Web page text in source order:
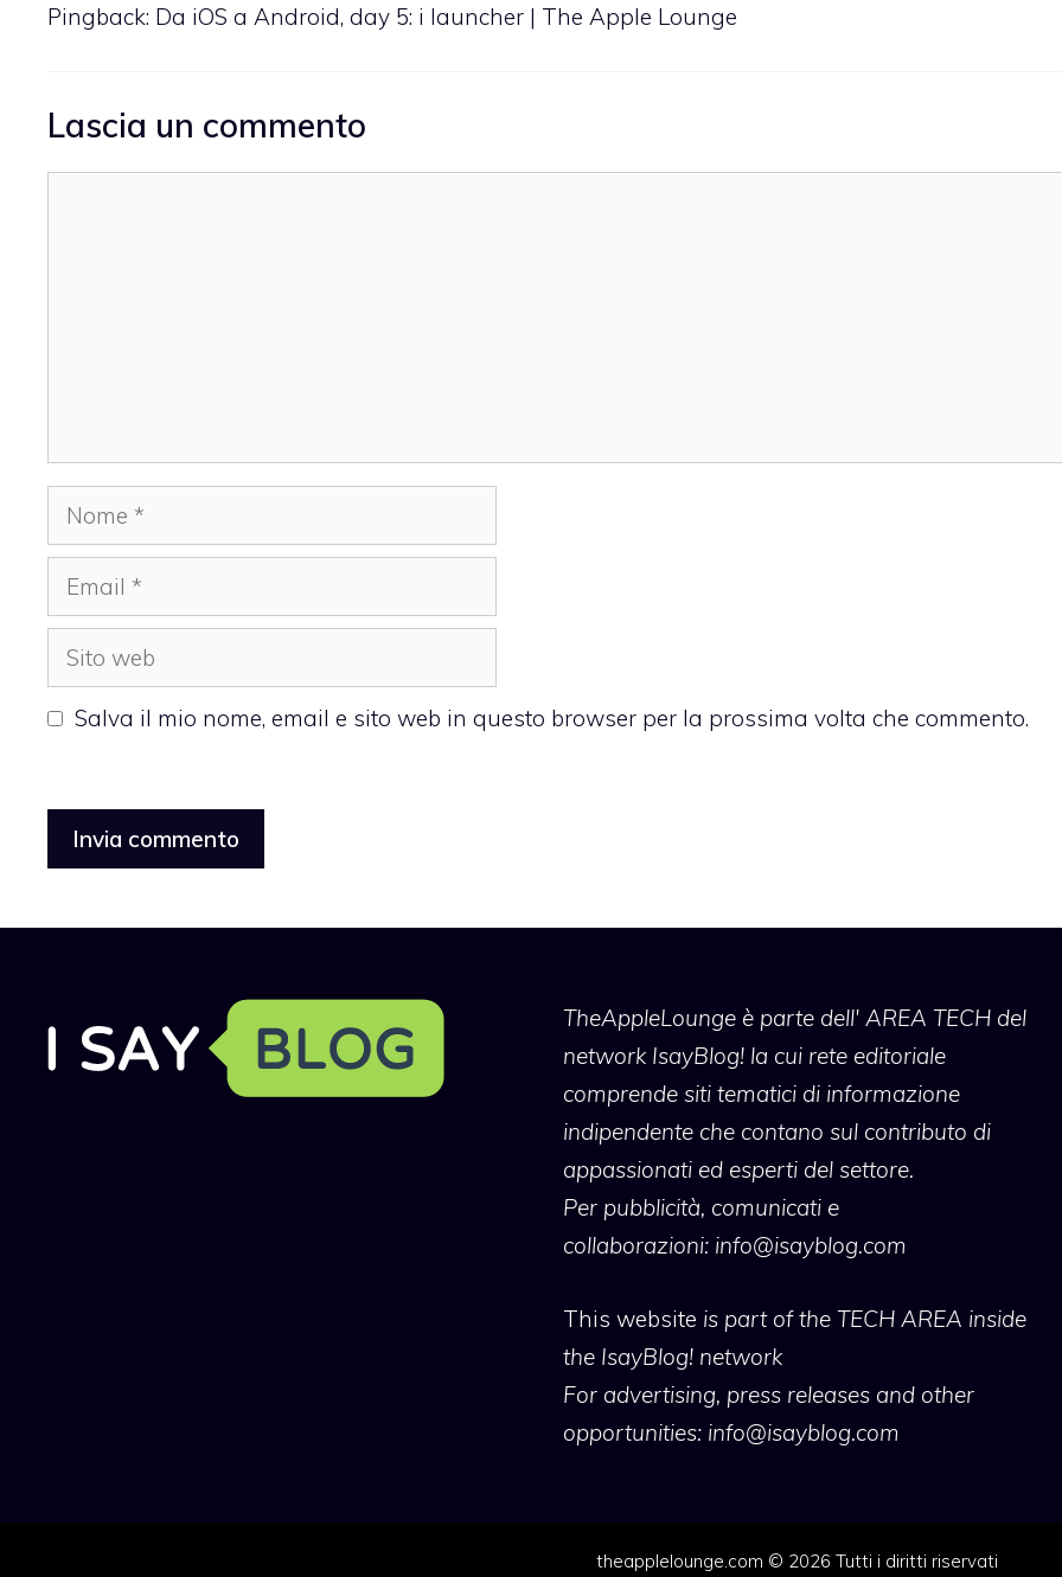
Pingback: Da iOS a Android, day 5: i launcher | The Apple Lounge
Lascia un commento
Nome
Email
Sito
web
Salva il mio nome, email e sito web in questo browser per la prossima volta che commento.
TheAppleLoungeè parte dell' AREA TECH del
network IsayBlog! la cui rete editoriale
comprende siti tematici di informazione
indipendente che contano sul contributo di
appassionati ed esperti del settore.
Per pubblicità, comunicati e
collaborazioni: info@isayblog.com
This website is part of the TECH AREA inside
the IsayBlog! network
For advertising, press releases and other
opportunities: info@isayblog.com
theapplelounge.com © 2026 Tutti i diritti riservati